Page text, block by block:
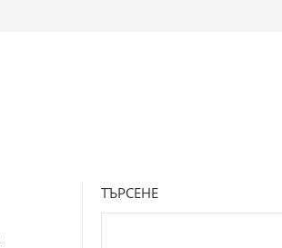
ТЪРСЕНЕ